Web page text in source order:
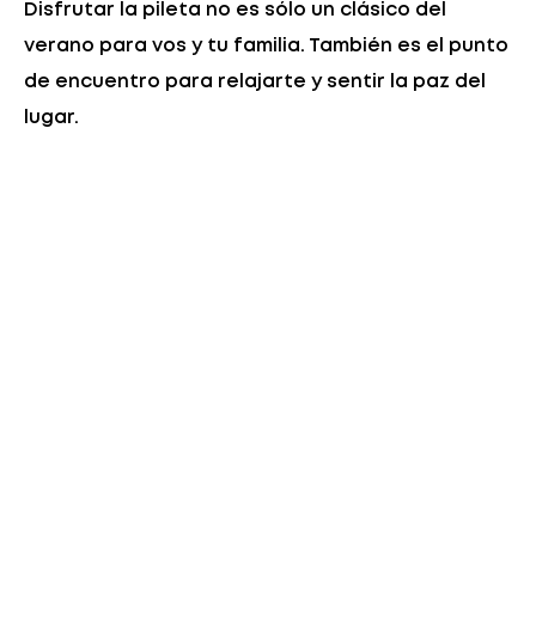
Disfrutar la pileta no es sólo un clásico del
verano para vos y tu familia. También es el punto
de encuentro para relajarte y sentir la paz del
lugar.